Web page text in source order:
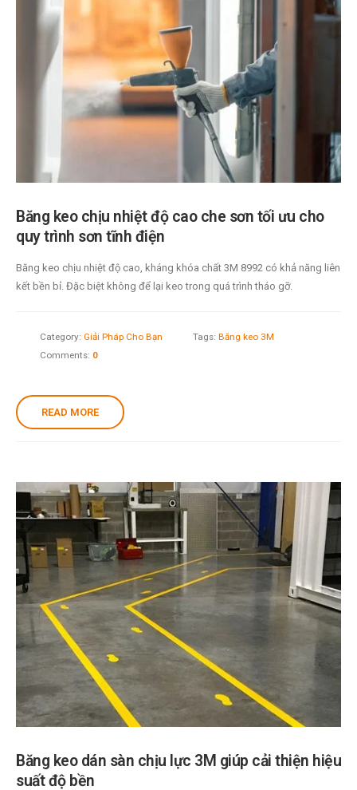
Băng keo chịu nhiệt độ cao che sơn tối ưu cho
quy trình sơn tĩnh điện
Băng keo chịu nhiệt độ cao, kháng khóa chất 3M 8992 có khả năng liên
kết bền bỉ. Đặc biệt không để lại keo trong quá trình tháo gỡ.
Category: Giải Pháp Cho Bạn Tags: Băng keo 3M
Comments: 0
READ MORE
Băng keo dán sàn chịu lực 3M giúp cải thiện hiệu
suất độ bền